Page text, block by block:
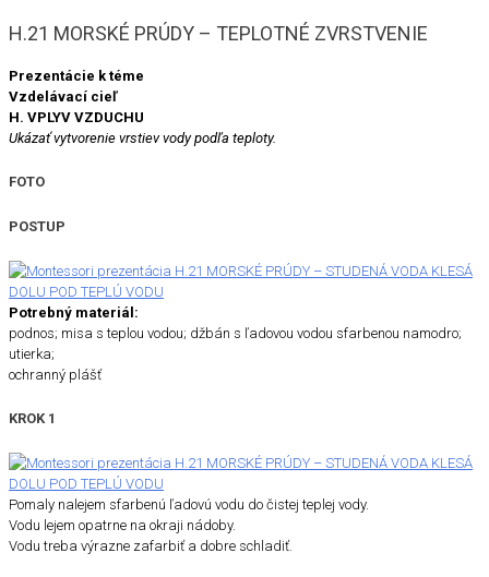
H.21 MORSKÉ PRÚDY – TEPLOTNÉ ZVRSTVENIE
Prezentácie k téme
Vzdelávací cieľ
H. VPLYV VZDUCHU
Ukázať vytvorenie vrstiev vody podľa teploty.
FOTO
POSTUP
Potrebný materiál:
podnos; misa s teplou vodou; džbán s ľadovou vodou sfarbenou namodro;
utierka;
ochranný plášť
KROK 1
Pomaly nalejem sfarbenú ľadovú vodu do čistej teplej vody.
Vodu lejem opatrne na okraji nádoby.
Vodu treba výrazne zafarbiť a dobre schladiť.